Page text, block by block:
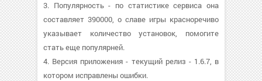
3. Популярность - по статистике сервиса она
составляет 390000, о cлаве игры красноречиво
указывает количество установок, помогите
стать еще популярней.
4. Версия приложения - текущий релиз - 1.6.7, в
котором исправлены ошибки.